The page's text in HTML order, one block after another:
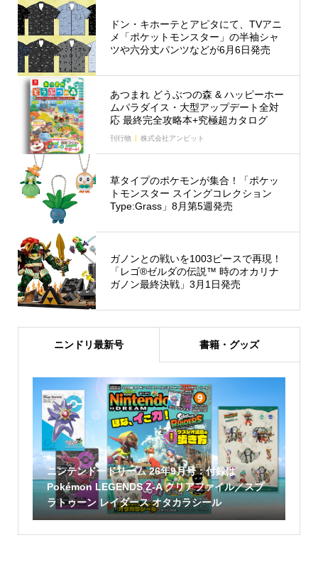
ドン・キホーテとアピタにて、TVアニ
メ「ポケットモンスター」の半袖シャ
ツや六分丈パンツなどが6月6日発売
あつまれ どうぶつの森 & ハッピーホー
ムパラダイス・大型アップデート全対
応 最終完全攻略本+究極超カタログ
刊行物 株式会社アンビット
草タイプのポケモンが集合！「ポケッ
トモンスター スイングコレクション
Type:Grass」8月第5週発売
ガノンとの戦いを1003ピースで再現！
「レゴ®ゼルダの伝説™ 時のオカリナ
ガノン最終決戦」3月1日発売
ニンドリ最新号 書籍・グッズ
ニンテンドードリーム 26年9月号：付録は
Pokémon LEGENDS Z-A クリアファイル／スプ
ラトゥーン レイダース オタカラシール